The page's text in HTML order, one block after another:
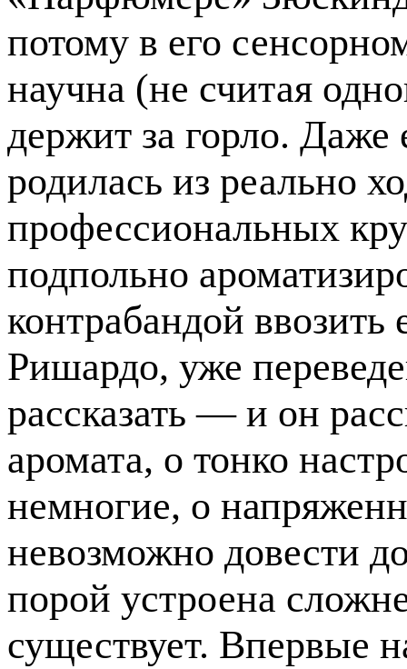
потому в его
научна (не считая
держит за горло.
родилась из реально
профессиональных
подпольно
контрабандой
Ришардо, уже
рассказать — и он
аромата, о тонко
немногие, о
невозможно довести
порой устроена
существует. Впервые